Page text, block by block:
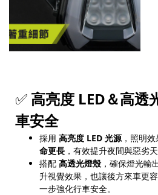
✅ 高亮度 LED＆高透
車安全
採用 高亮度 LED 光源，照明效
命更長 ，有效提升夜間與惡劣
搭配 高透光燈殼，確保燈光輸
升視覺效果，也讓後方來車更
一步強化行車安全。